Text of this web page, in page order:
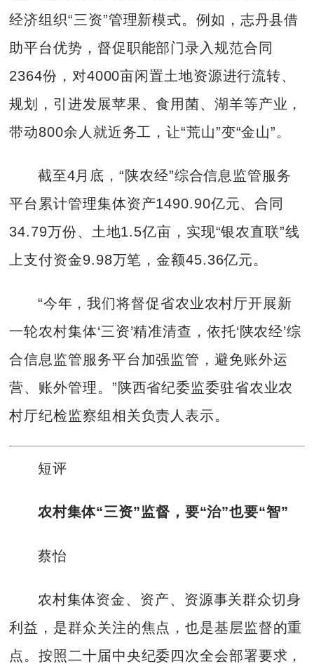
经济组织“三资”管理新模式。例如，志丹县借
助平台优势，督促职能部门录入规范合同
2364份，对4000亩闲置土地资源进行流转、
规划，引进发展苹果、食用菌、湖羊等产业，
带动800余人就近务工，让“荒山”变“金山”。
截至4月底，“陕农经”综合信息监管服务
平台累计管理集体资产1490.90亿元、合同
34.79万份、土地1.5亿亩，实现“银农直联”线
上支付资金9.98万笔，金额45.36亿元。
“今年，我们将督促省农业农村厅开展新
一轮农村集体‘三资’精准清查，依托‘陕农经’综
合信息监管服务平台加强监管，避免账外运
营、账外管理。”陕西省纪委监委驻省农业农
村厅纪检监察组相关负责人表示。
短评
农村集体“三资”监督，要“治”也要“智”
蔡怡
农村集体资金、资产、资源事关群众切身
利益，是群众关注的焦点，也是基层监督的重
点。按照二十届中央纪委四次全会部署要求，